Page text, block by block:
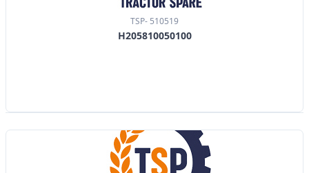
TSP- 510519
H205810050100